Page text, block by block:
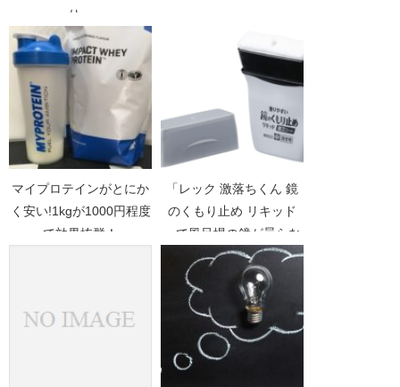
り。
マイプロテインがとにか
く安い!1kgが1000円程度
で効果抜群！
「レック 激落ちくん 鏡
のくもり止め リキッド
」で風呂場の鏡が曇らな
いので超お勧め！！